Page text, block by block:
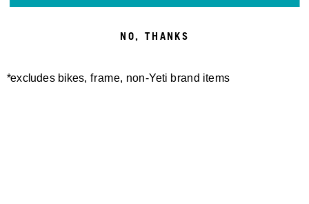
NO, THANKS
*excludes bikes, frame, non-Yeti brand items